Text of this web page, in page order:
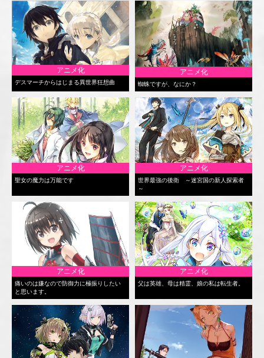
アニメ化
デスマーチからはじまる異世界狂想曲
アニメ化
蜘蛛ですが、なにか？
アニメ化
聖女の魔力は万能です
アニメ化
世界最強の後衛 ～迷宮国の新人探索者
～
アニメ化
痛いのは嫌なので防御力に極振りしたい
と思います。
アニメ化
父は英雄、母は精霊、娘の私は転生者。